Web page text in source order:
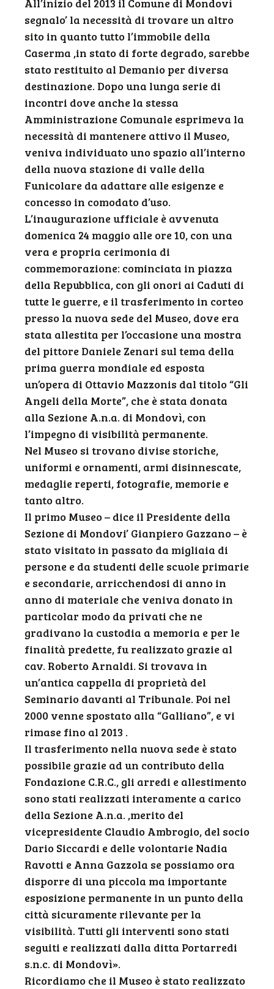
All’inizio del 2013 il Comune di Mondovì
segnalo’ la necessità di trovare un altro
sito in quanto tutto l’immobile della
Caserma ,in stato di forte degrado, sarebbe
stato restituito al Demanio per diversa
destinazione. Dopo una lunga serie di
incontri dove anche la stessa
Amministrazione Comunale esprimeva la
necessità di mantenere attivo il Museo,
veniva individuato uno spazio all’interno
della nuova stazione di valle della
Funicolare da adattare alle esigenze e
concesso in comodato d’uso.
L’inaugurazione ufficiale è avvenuta
domenica 24 maggio alle ore 10, con una
vera e propria cerimonia di
commemorazione: cominciata in piazza
della Repubblica, con gli onori ai Caduti di
tutte le guerre, e il trasferimento in corteo
presso la nuova sede del Museo, dove era
stata allestita per l’occasione una mostra
del pittore Daniele Zenari sul tema della
prima guerra mondiale ed esposta
un’opera di Ottavio Mazzonis dal titolo “Gli
Angeli della Morte”, che è stata donata
alla Sezione A.n.a. di Mondovì, con
l’impegno di visibilità permanente.
Nel Museo si trovano divise storiche,
uniformi e ornamenti, armi disinnescate,
medaglie reperti, fotografie, memorie e
tanto altro.
Il primo Museo – dice il Presidente della
Sezione di Mondovi’ Gianpiero Gazzano – è
stato visitato in passato da migliaia di
persone e da studenti delle scuole primarie
e secondarie, arricchendosi di anno in
anno di materiale che veniva donato in
particolar modo da privati che ne
gradivano la custodia a memoria e per le
finalità predette, fu realizzato grazie al
cav. Roberto Arnaldi. Si trovava in
un’antica cappella di proprietà del
Seminario davanti al Tribunale. Poi nel
2000 venne spostato alla “Galliano”, e vi
rimase fino al 2013 .
Il trasferimento nella nuova sede è stato
possibile grazie ad un contributo della
Fondazione C.R.C., gli arredi e allestimento
sono stati realizzati interamente a carico
della Sezione A.n.a. ,merito del
vicepresidente Claudio Ambrogio, del socio
Dario Siccardi e delle volontarie Nadia
Ravotti e Anna Gazzola se possiamo ora
disporre di una piccola ma importante
esposizione permanente in un punto della
città sicuramente rilevante per la
visibilità. Tutti gli interventi sono stati
seguiti e realizzati dalla ditta Portarredi
s.n.c. di Mondovì».
Ricordiamo che il Museo è stato realizzato